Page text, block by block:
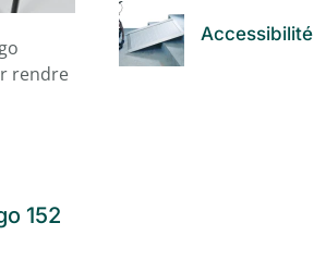
rendre
152
Accessibilité